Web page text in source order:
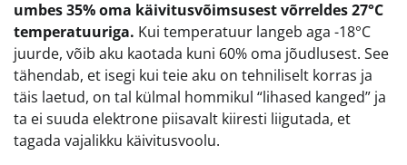
umbes 35% oma käivitusvõimsusest võrreldes 27°C
temperatuuriga. Kui temperatuur langeb aga -18°C
juurde, võib aku kaotada kuni 60% oma jõudlusest. See
tähendab, et isegi kui teie aku on tehniliselt korras ja
täis laetud, on tal külmal hommikul “lihased kanged” ja
ta ei suuda elektrone piisavalt kiiresti liigutada, et
tagada vajalikku käivitusvoolu.